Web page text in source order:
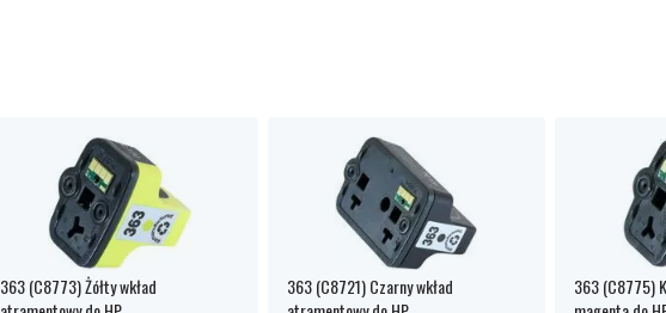
363 (C8773) Żółty wkład
363 (C8721) Czarny wkład
363 (C8775)